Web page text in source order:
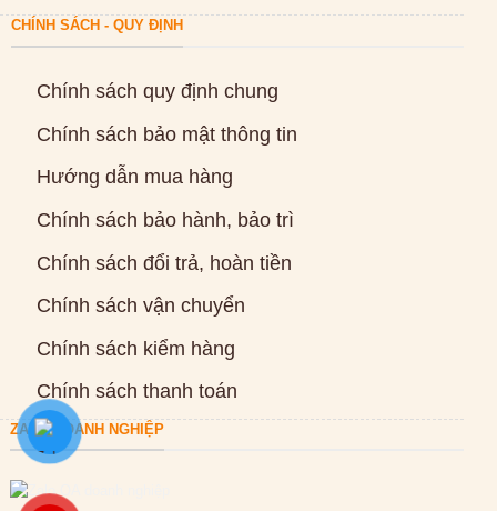
CHÍNH SÁCH - QUY ĐỊNH
Chính sách quy định chung
Chính sách bảo mật thông tin
Hướng dẫn mua hàng
Chính sách bảo hành, bảo trì
Chính sách đổi trả, hoàn tiền
Chính sách vận chuyển
Chính sách kiểm hàng
Chính sách thanh toán
ZALO DOANH NGHIỆP